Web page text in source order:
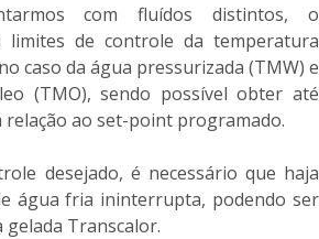
com fluídos distintos, o
limites de controle da temperatura
caso da água pressurizada (TMW) e
(TMO), sendo possível obter até
relação ao set-point programado.
desejado, é necessário que haja
água fria ininterrupta, podendo ser
gelada Transcalor.